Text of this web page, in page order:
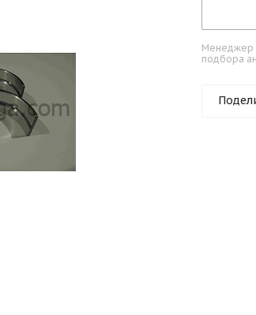
Менеджер
подбора